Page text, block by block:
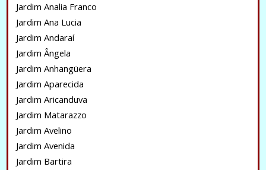
Jardim Analia Franco
Jardim Ana Lucia
Jardim Andaraí
Jardim Ângela
Jardim Anhangüera
Jardim Aparecida
Jardim Aricanduva
Jardim Matarazzo
Jardim Avelino
Jardim Avenida
Jardim Bartira